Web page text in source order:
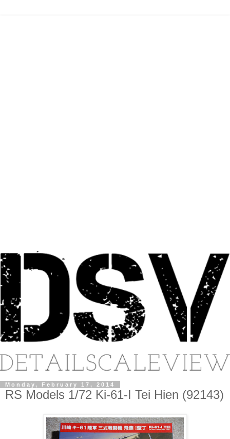
Monday, February 17, 2014
RS Models 1/72 Ki-61-I Tei Hien (92143)